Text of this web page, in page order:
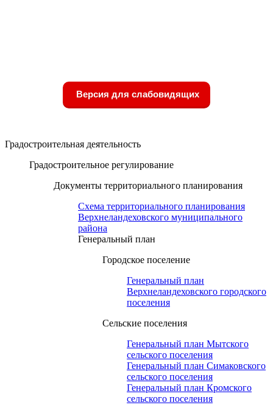
Версия для слабовидящих
Градостроительная деятельность
Градостроительное регулирование
Документы территориального планирования
Схема территориального планирования
Верхнеландеховского муниципального
района
Генеральный план
Городское поселение
Генеральный план
Верхнеландеховского городского
поселения
Сельские поселения
Генеральный план Мытского
сельского поселения
Генеральный план Симаковского
сельского поселения
Генеральный план Кромского
сельского поселения